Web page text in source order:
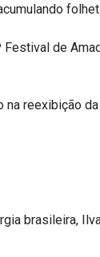
de
reexibição
brasileira,